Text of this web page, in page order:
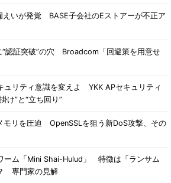
えいが発覚 BASE子会社のEストアーが不正ア
“認証突破”の穴 Broadcom「回避策を用意せ
ュリティ意識を変えよ YKK APセキュリティ
け”と“立ち回り”
モリを圧迫 OpenSSLを狙う新DoS攻撃、その
ーム「Mini Shai-Hulud」 特徴は「ランサム
専門家の見解